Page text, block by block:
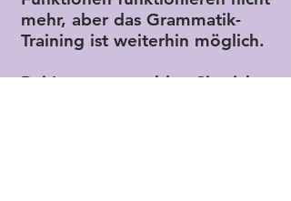
mehr, aber das Grammatik-
Training ist weiterhin möglich.
Bei Interesse melden Sie sich